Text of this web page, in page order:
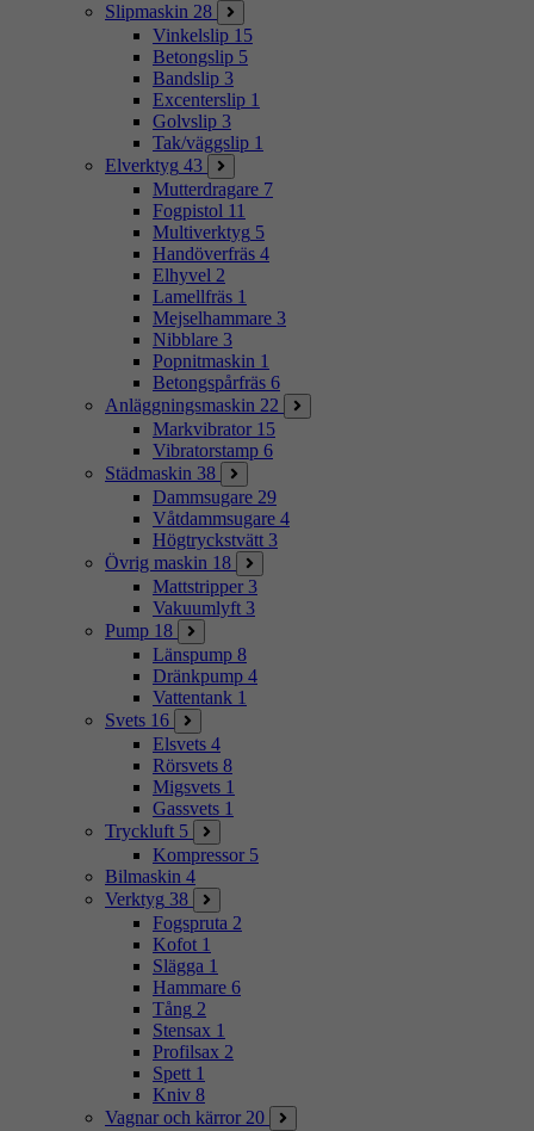
Slipmaskin 28
Vinkelslip 15
Betongslip 5
Bandslip 3
Excenterslip 1
Golvslip 3
Tak/väggslip 1
Elverktyg 43
Mutterdragare 7
Fogpistol 11
Multiverktyg 5
Handöverfräs 4
Elhyvel 2
Lamellfräs 1
Mejselhammare 3
Nibblare 3
Popnitmaskin 1
Betongspårfräs 6
Anläggningsmaskin 22
Markvibrator 15
Vibratorstamp 6
Städmaskin 38
Dammsugare 29
Våtdammsugare 4
Högtryckstvätt 3
Övrig maskin 18
Mattstripper 3
Vakuumlyft 3
Pump 18
Länspump 8
Dränkpump 4
Vattentank 1
Svets 16
Elsvets 4
Rörsvets 8
Migsvets 1
Gassvets 1
Tryckluft 5
Kompressor 5
Bilmaskin 4
Verktyg 38
Fogspruta 2
Kofot 1
Slägga 1
Hammare 6
Tång 2
Stensax 1
Profilsax 2
Spett 1
Kniv 8
Vagnar och kärror 20